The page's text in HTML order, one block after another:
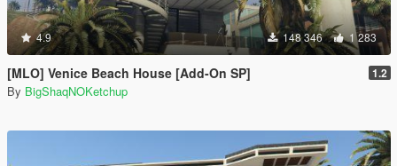
4.9 148 346 1 283
[MLO] Venice Beach House [Add-On SP] 1.2
By BigShaqNOKetchup